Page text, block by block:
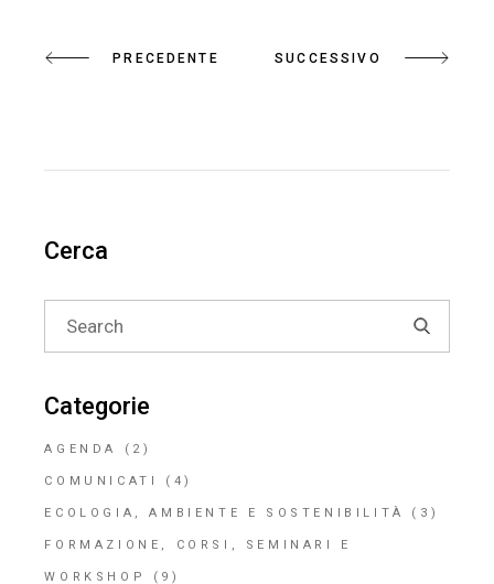
PRECEDENTE SUCCESSIVO
Cerca
Search
for:
Categorie
AGENDA (2)
COMUNICATI (4)
ECOLOGIA, AMBIENTE E SOSTENIBILITÀ (3)
FORMAZIONE, CORSI, SEMINARI E
WORKSHOP (9)